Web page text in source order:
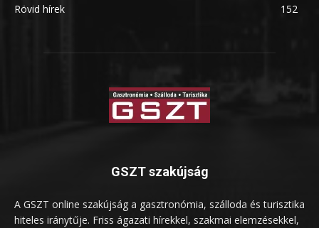
Rövid hírek
152
GSZT szakújság
A GSZT online szakújság a gasztronómia, szálloda és turisztika
hiteles iránytűje. Friss ágazati hírekkel, szakmai elemzésekkel,